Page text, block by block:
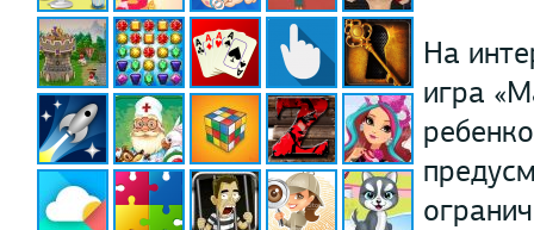
На
игра